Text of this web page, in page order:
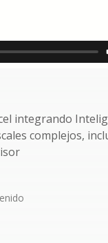
integrando
complejos,